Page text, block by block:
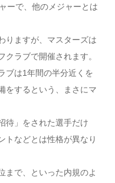
ーで、他のメジャーとは
りますが、マスターズは
ラブで開催されます。
ブは1年間の半分近くを
をするという、まさにマ
待」をされた選手だけ
トなどとは性格が異なり
まで、といった内規のよ